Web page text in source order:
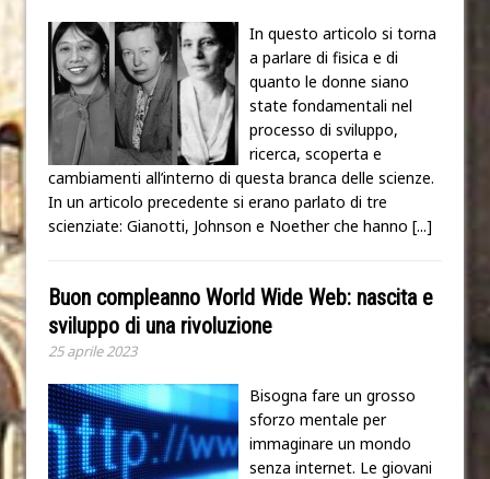
In questo articolo si torna
a parlare di fisica e di
quanto le donne siano
state fondamentali nel
processo di sviluppo,
ricerca, scoperta e
cambiamenti all’interno di questa branca delle scienze.
In un articolo precedente si erano parlato di tre
scienziate: Gianotti, Johnson e Noether che hanno [...]
Buon compleanno World Wide Web: nascita e
sviluppo di una rivoluzione
25 aprile 2023
Bisogna fare un grosso
sforzo mentale per
immaginare un mondo
senza internet. Le giovani